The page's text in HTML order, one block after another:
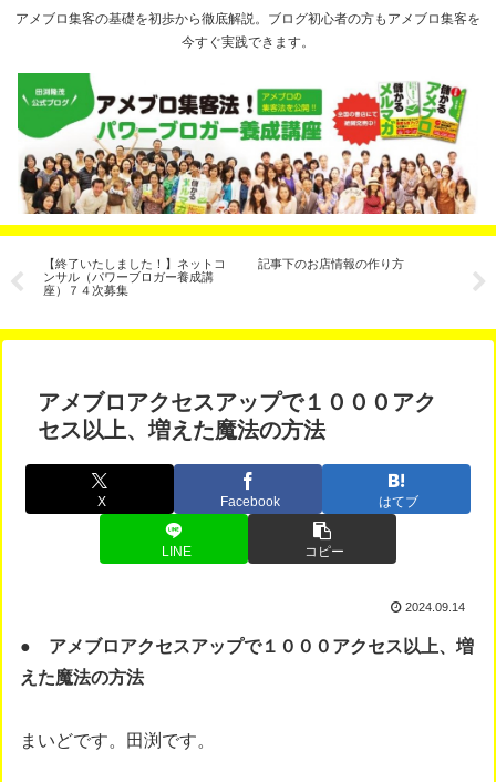
アメブロ集客の基礎を初歩から徹底解説。ブログ初心者の方もアメブロ集客を
今すぐ実践できます。
【終了いたしました！】ネットコ
ンサル（パワーブロガー養成講
座）７４次募集
記事下のお店情報の作り方
ル
で
アメブロアクセスアップで１０００アク
セス以上、増えた魔法の方法
X Facebook はてブ
LINE コピー
2024.09.14
● アメブロアクセスアップで１０００アクセス以上、増
えた魔法の方法
まいどです。田渕です。